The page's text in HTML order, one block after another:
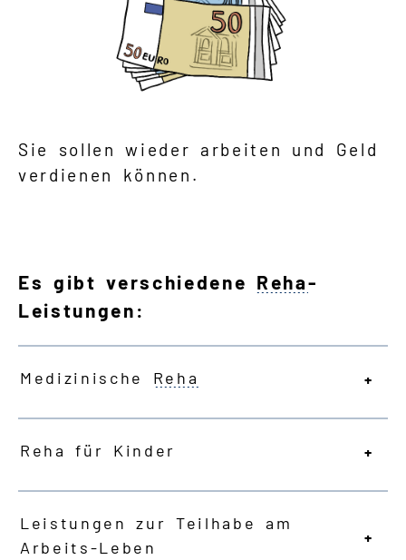
Sie sollen wieder arbeiten und Geld
verdienen können.
Es gibt verschiedene Reha-
Leistungen:
Medizinische Reha
Reha für Kinder
Leistungen zur Teilhabe am
Arbeits-Leben